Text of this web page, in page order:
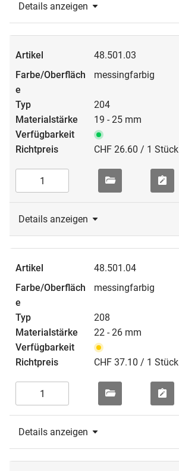
Details anzeigen
48.501.03
messingfarbig
204
19 - 25 mm
CHF 26.60 / 1 Stück
Details anzeigen
48.501.04
messingfarbig
208
22 - 26 mm
CHF 37.10 / 1 Stück
Details anzeigen